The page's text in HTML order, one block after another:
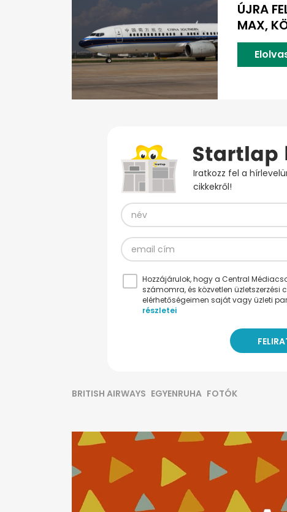
ÚJRA
MAX,
Iratkozz fel a
cikkekről!
Hozzájárulok, hogy a Central
számomra, és közvetlen
elérhetőségeimen saját vagy üzleti
részletei
BRITISH AIRWAYS EGYENRUHA FOTÓK